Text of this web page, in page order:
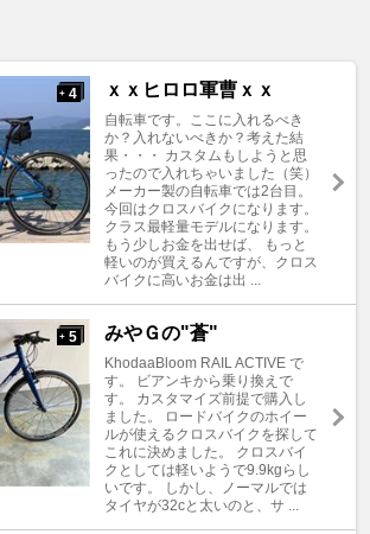
+ 4 ｘｘヒロロ軍曹ｘｘ
自転車です。ここに入れるべき
か？入れないべきか？考えた結
果・・・ カスタムもしようと思
ったので入れちゃいました（笑）
メーカー製の自転車では2台目。
今回はクロスバイクになります。
クラス最軽量モデルになります。
もう少しお金を出せば、 もっと
軽いのが買えるんですが、クロス
バイクに高いお金は出 ...
+ 5 みやＧの"蒼"
KhodaaBloom RAIL ACTIVE で
す。 ビアンキから乗り換えで
す。 カスタマイズ前提で購入し
ました。 ロードバイクのホイー
ルが使えるクロスバイクを探して
これに決めました。 クロスバイ
クとしては軽いようで9.9kgらし
いです。 しかし、ノーマルでは
タイヤが32cと太いのと、サ ...